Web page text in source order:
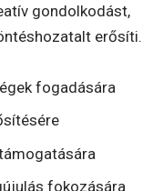
gondolkodást,
erősíti.
fogadására
fokozására